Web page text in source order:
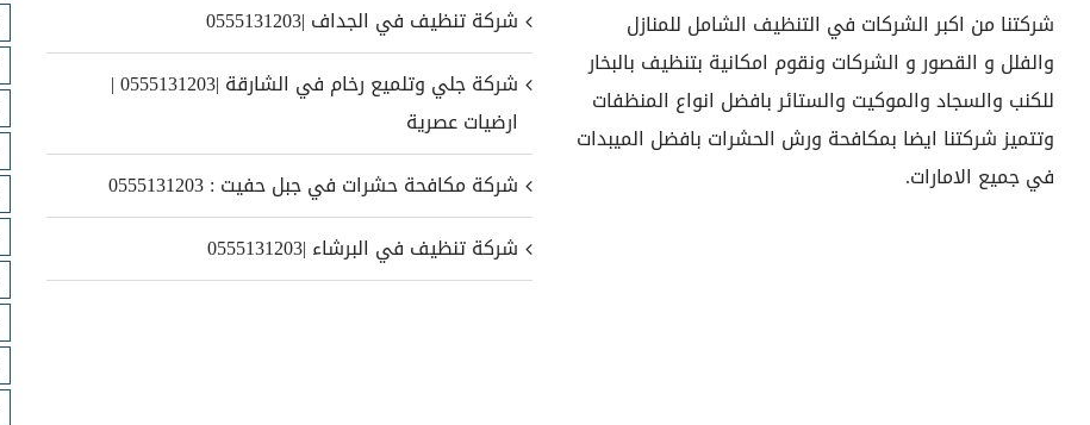
شركتنا من اكبر الشركات في التنظيف الشامل للمنازل
والفلل و القصور و الشركات ونقوم امكانية بتنظيف بالبخار
للكنب والسجاد والموكيت والستائر بافضل انواع المنظفات
وتتميز شركتنا ايضا بمكافحة ورش الحشرات بافضل الميبدات
في جميع الامارات.
شركة تنظيف في الجداف |0555131203
شركة جلي وتلميع رخام في الشارقة |0555131203 |
ارضيات عصرية
شركة مكافحة حشرات في جبل حفيت : 0555131203
شركة تنظيف في البرشاء |0555131203